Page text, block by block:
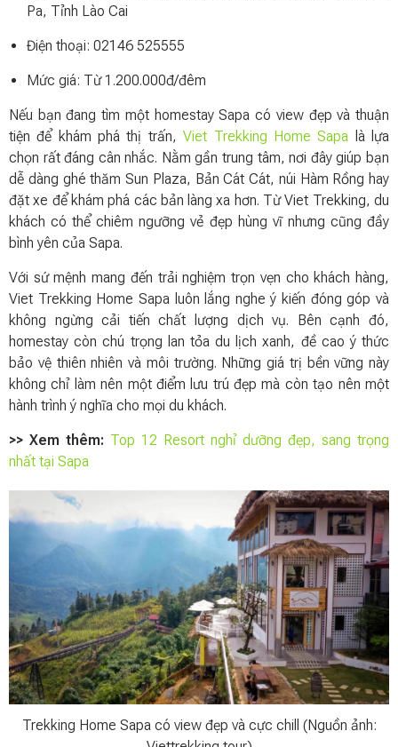
Pa, Tỉnh Lào Cai
Điện thoại: 02146 525555
Mức giá: Từ 1.200.000đ/đêm
Nếu bạn đang tìm một homestay Sapa có view đẹp và thuận
tiện để khám phá thị trấn,Viet Trekking Home Sapa là lựa
chọn rất đáng cân nhắc. Nằm gần trung tâm, nơi đây giúp bạn
dễ dàng ghé thăm Sun Plaza, Bản Cát Cát, núi Hàm Rồng hay
đặt xe để khám phá các bản làng xa hơn. Từ Viet Trekking, du
khách có thể chiêm ngưỡng vẻ đẹp hùng vĩ nhưng cũng đầy
bình yên của Sapa.
Với sứ mệnh mang đến trải nghiệm trọn vẹn cho khách hàng,
Viet Trekking Home Sapa luôn lắng nghe ý kiến đóng góp và
không ngừng cải tiến chất lượng dịch vụ. Bên cạnh đó,
homestay còn chú trọng lan tỏa du lịch xanh, đề cao ý thức
bảo vệ thiên nhiên và môi trường. Những giá trị bền vững này
không chỉ làm nên một điểm lưu trú đẹp mà còn tạo nên một
hành trình ý nghĩa cho mọi du khách.
>> Xem thêm: Top 12 Resort nghỉ dưỡng đẹp, sang trọng
nhất tại Sapa
Trekking Home Sapa có view đẹp và cực chill (Nguồn ảnh: